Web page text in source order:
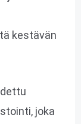
kestävän
joka